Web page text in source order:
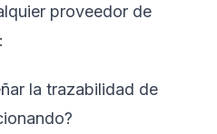
proveedor de
la trazabilidad de